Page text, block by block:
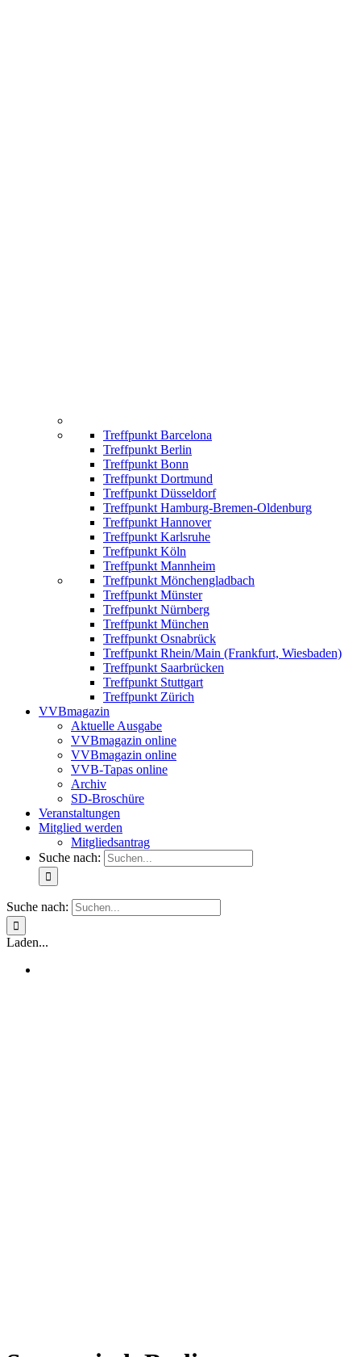
Treffpunkt Barcelona
Treffpunkt Berlin
Treffpunkt Bonn
Treffpunkt Dortmund
Treffpunkt Düsseldorf
Treffpunkt Hamburg-Bremen-Oldenburg
Treffpunkt Hannover
Treffpunkt Karlsruhe
Treffpunkt Köln
Treffpunkt Mannheim
Treffpunkt Mönchengladbach
Treffpunkt Münster
Treffpunkt Nürnberg
Treffpunkt München
Treffpunkt Osnabrück
Treffpunkt Rhein/Main (Frankfurt, Wiesbaden)
Treffpunkt Saarbrücken
Treffpunkt Stuttgart
Treffpunkt Zürich
VVBmagazin
Aktuelle Ausgabe
VVBmagazin online
VVBmagazin online
VVB-Tapas online
Archiv
SD-Broschüre
Veranstaltungen
Mitglied werden
Mitgliedsantrag
Suche nach:
Suche nach:
Laden...